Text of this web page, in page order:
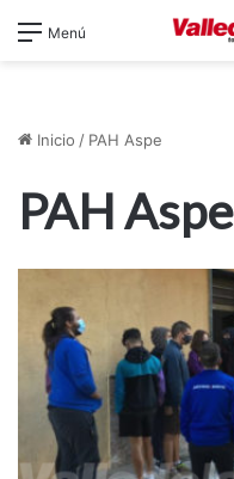
Menú
Inicio / PAH Aspe
PAH Aspe